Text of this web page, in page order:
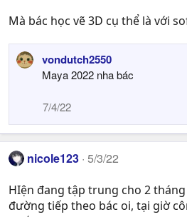
i
n
s
Mà bác học vẽ 3D cụ thể là với
vondutch2550
Maya 2022 nha bác
7/4/22
nicole123 5/3/22
HIện đang tập trung cho 2
đường tiếp theo bác oi, tại giờ